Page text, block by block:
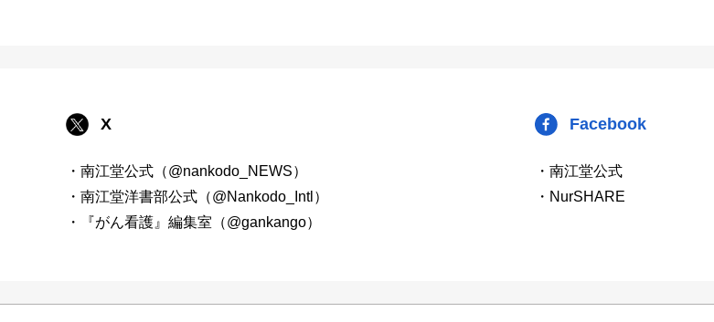
X
・南江堂公式（@nankodo_NEWS）
・南江堂洋書部公式（@Nankodo_Intl）
・『がん看護』編集室（@gankango）
Facebook
・南江堂公式
・NurSHARE